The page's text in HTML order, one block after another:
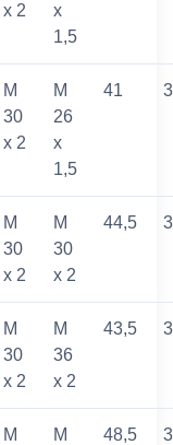
x 2
x
1,5
M
30
x 2
M
26
x
1,5
41
M
30
x 2
M
30
x 2
44,5
M
30
x 2
M
36
x 2
43,5
M
M
48,5